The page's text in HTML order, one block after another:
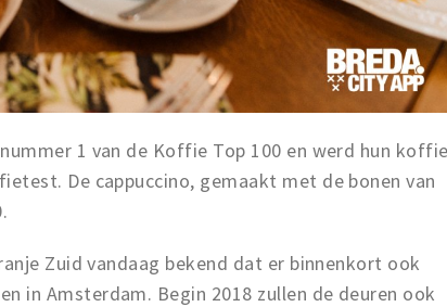
1 van de Koffie Top 100 en werd hun
De cappuccino, gemaakt met de bonen van
Zuid vandaag bekend dat er binnenkort ook
in Amsterdam. Begin 2018 zullen de deuren ook